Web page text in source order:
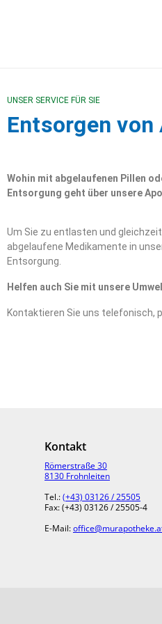
UNSER SERVICE FÜR SIE
Entsorgen
Wohin mit abgelaufenen Pillen
Entsorgung geht über unsere
Um Sie zu entlasten und
abgelaufene Medikamente in
Entsorgung.
Helfen auch Sie mit unsere
Kontaktieren Sie uns telefonisch,
Kontakt
Römerstraße 30
8130 Frohnleiten
Tel.:(+43) 03126 / 25505
Fax: (+43) 03126 / 25505-4
E-Mail: